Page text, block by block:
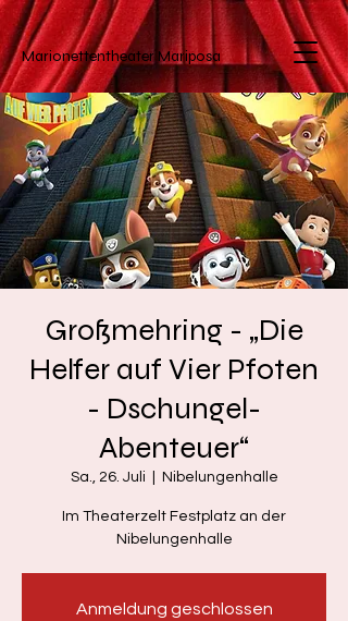
Marionettentheater Mariposa
Großmehring - „Die
Helfer auf Vier Pfoten
- Dschungel-
Abenteuer“
Sa., 26. Juli Nibelungenhalle
Im Theaterzelt Festplatz an der
Nibelungenhalle
Anmeldung geschlossen